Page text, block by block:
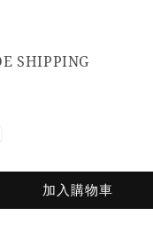
SHIPPING
加入購物車